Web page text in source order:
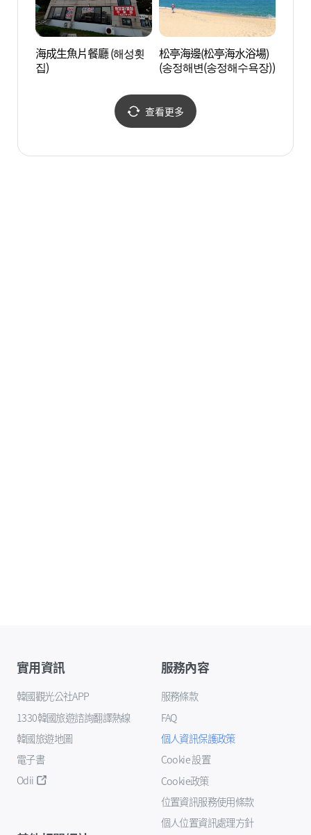
海成生魚片餐廳 (해성횟
집)
松亭海邊(松亭海水浴場)
(송정해변(송정해수욕장))
查看更多
實用資訊
韓國觀光公社APP
1330韓國旅遊諮詢翻譯熱線
韓國旅遊地圖
電子書
Odii
服務內容
服務條款
FAQ
個人資訊保護政策
Cookie 設置
Cookie政策
位置資訊服務使用條款
個人位置資訊處理方針